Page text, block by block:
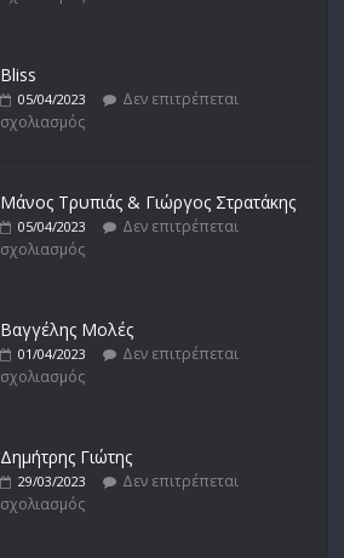
Bliss
05/04/2023
Δεν επιτρέπεται
σχολιασμός
Μάνος Τρυπιάς & Γιώργος Στρατάκης
05/04/2023
Δεν επιτρέπεται
σχολιασμός
Βαγγέλης Μολές
01/04/2023
Δεν επιτρέπεται
σχολιασμός
Δημήτρης Γιώτης
29/03/2023
Δεν επιτρέπεται
σχολιασμός